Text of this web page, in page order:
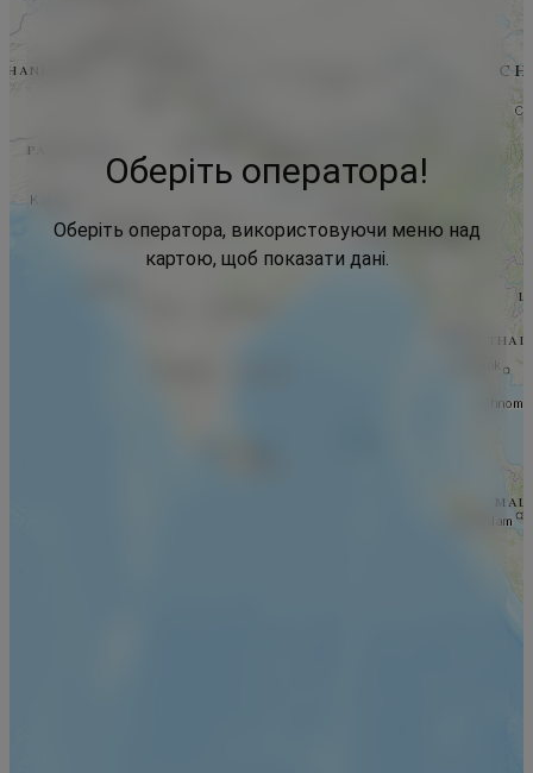
Оберіть оператора!
Оберіть оператора, використовуючи меню над
картою, щоб показати дані.